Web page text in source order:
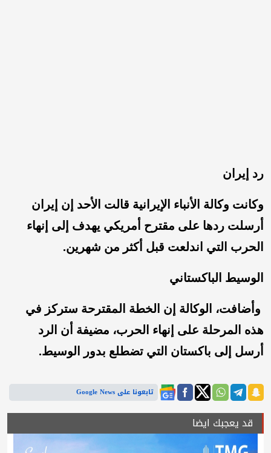
رد إيران
وكانت وكالة الأنباء الإيرانية قالت الأحد إن ‌إيران
أرسلت ‌ردها على مقترح أمريكي يهدف إلى إنهاء
الحرب التي اندلعت ‌قبل أكثر من شهرين.
الوسيط الباكستاني
وأضافت، الوكالة إن الخطة المقترحة ستركز في
هذه المرحلة على إنهاء الحرب، مضيفة أن الرد
أرسل إلى باكستان التي تضطلع بدور الوسيط.
تابعونا على Google News
قد يعجبك ايضا